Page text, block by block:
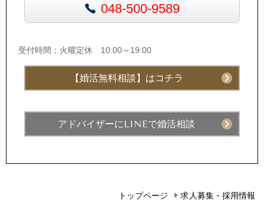
048-500-9589
受付時間：火曜定休 10:00～19:00
【婚活無料相談】はコチラ
アドバイザーにLINEで婚活相談
トップページ 求人募集・採用情報